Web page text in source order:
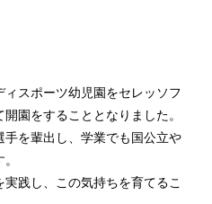
スポーツ幼児園をセレッソフ
園をすることとなりました。
を輩出し、学業でも国公立や
践し、この気持ちを育てるこ